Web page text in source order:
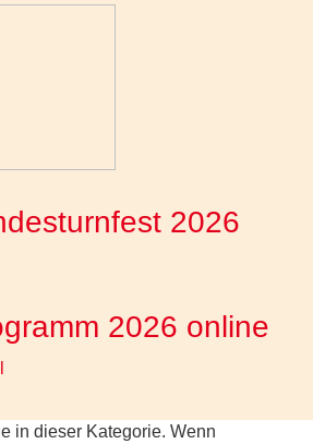
2026
2026 online
in dieser Kategorie. Wenn